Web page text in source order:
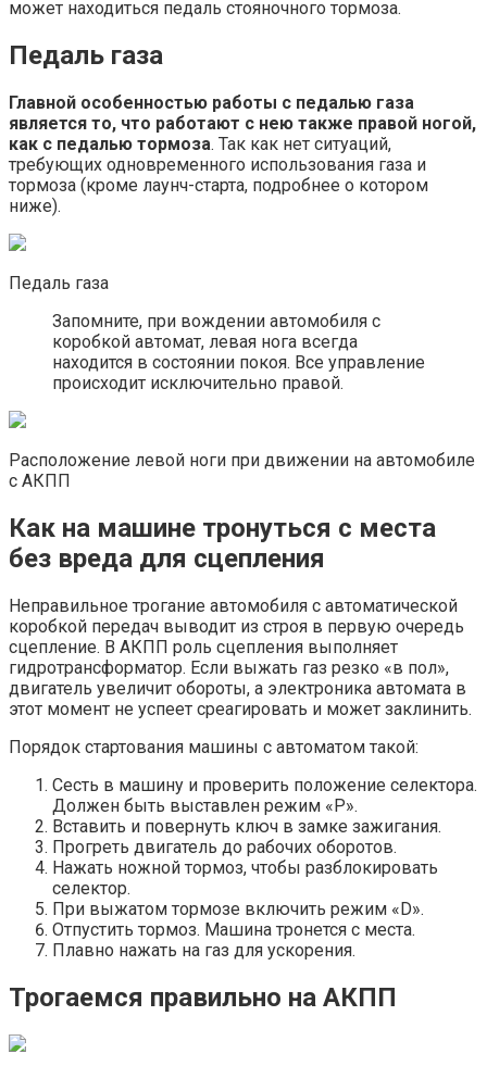
может находиться педаль стояночного тормоза.
Педаль газа
Главной особенностью работы с педалью газа
является то, что работают с нею также правой ногой,
как с педалью тормоза. Так как нет ситуаций,
требующих одновременного использования газа и
тормоза (кроме лаунч-старта, подробнее о котором
ниже).
Педаль газа
Запомните, при вождении автомобиля с
коробкой автомат, левая нога всегда
находится в состоянии покоя. Все управление
происходит исключительно правой.
Расположение левой ноги при движении на автомобиле
с АКПП
Как на машине тронуться с места
без вреда для сцепления
Неправильное трогание автомобиля с автоматической
коробкой передач выводит из строя в первую очередь
сцепление. В АКПП роль сцепления выполняет
гидротрансформатор. Если выжать газ резко «в пол»,
двигатель увеличит обороты, а электроника автомата в
этот момент не успеет среагировать и может заклинить.
Порядок стартования машины с автоматом такой:
Сесть в машину и проверить положение селектора.
Должен быть выставлен режим «Р».
Вставить и повернуть ключ в замке зажигания.
Прогреть двигатель до рабочих оборотов.
Нажать ножной тормоз, чтобы разблокировать
селектор.
При выжатом тормозе включить режим «D».
Отпустить тормоз. Машина тронется с места.
Плавно нажать на газ для ускорения.
Трогаемся правильно на АКПП